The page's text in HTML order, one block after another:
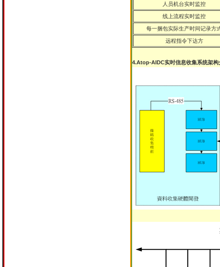
人员机台实时监控
线上流程实时监控
每一捆包实际生产时间记录方
远程指令下达方
4.Atop-AIDC实时信息收集系统架构